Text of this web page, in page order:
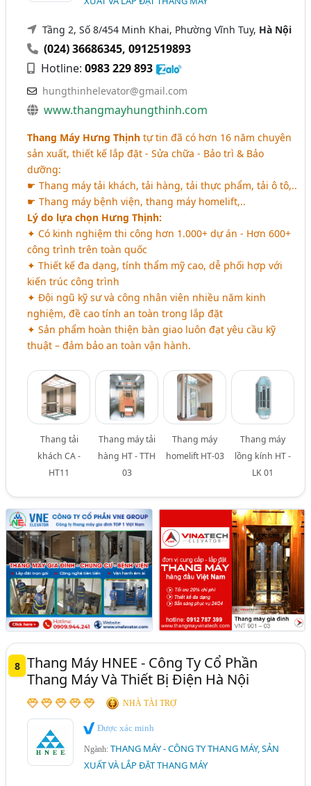
Tầng 2, Số 8/454 Minh Khai, Phường Vĩnh Tuy, Hà Nội
(024) 36686345,0912519893
Hotline:0983 229 893
hungthinhelevator@gmail.com
www.thangmayhungthinh.com
Thang Máy Hưng Thịnh tự tin đã có hơn 16 năm chuyên
sản xuất, thiết kế lắp đặt - Sửa chữa - Bảo trì & Bảo
dưỡng:
☛ Thang máy tải khách, tải hàng, tải thực phẩm, tải ô tô,..
☛ Thang máy bệnh viện, thang máy homelift,..
Lý do lựa chọn Hưng Thịnh:
✦ Có kinh nghiệm thi công hơn 1.000+ dự án - Hơn 600+
công trình trên toàn quốc
✦ Thiết kế đa dạng, tính thẩm mỹ cao, dễ phối hợp với
kiến trúc công trình
✦ Đội ngũ kỹ sư và công nhân viên nhiều năm kinh
nghiệm, đề cao tính an toàn trong lắp đặt
✦ Sản phẩm hoàn thiện bàn giao luôn đạt yêu cầu kỹ
thuật – đảm bảo an toàn vận hành.
Thang tải
khách CA -
HT11
Thang máy tải
hàng HT - TTH
03
Thang máy
homelift HT-03
Thang máy
lồng kính HT -
LK 01
8 Thang Máy HNEE - Công Ty Cổ Phần
Thang Máy Và Thiết Bị Điện Hà Nội
NHÀ TÀI TRỢ
Được xác minh
Ngành:THANG MÁY - CÔNG TY THANG MÁY, SẢN
XUẤT VÀ LẮP ĐẶT THANG MÁY